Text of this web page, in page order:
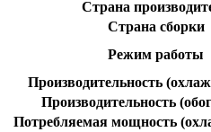
Страна
Страна сборки
Режим работы
Производительность
Производительность
Потребляемая мощность